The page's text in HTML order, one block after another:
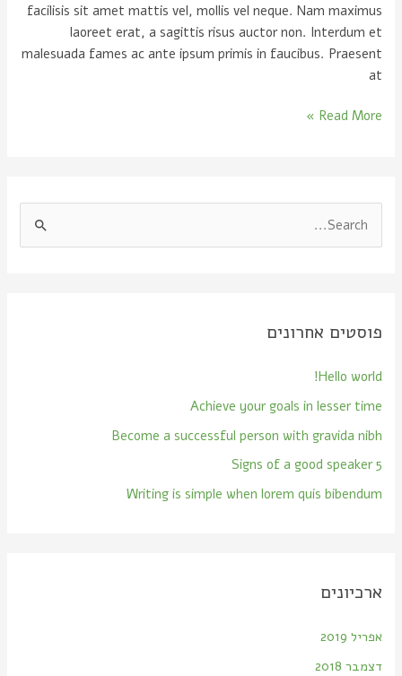
facilisis sit amet mattis vel, mollis vel neque. Nam maximus
laoreet erat, a sagittis risus auctor non. Interdum et
malesuada fames ac ante ipsum primis in faucibus. Praesent
at
Read More »
c
f
o
r
:
פוסטים אחרונים
Hello world!
Achieve your goals in lesser time
Become a successful person with gravida nibh
5 Signs of a good speaker
Writing is simple when lorem quis bibendum
ארכיונים
אפריל 2019
דצמבר 2018